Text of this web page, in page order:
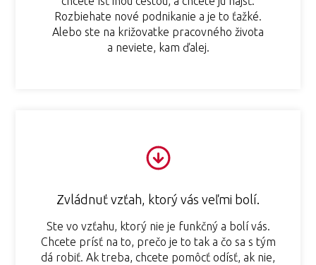
Rozbiehate nové podnikanie a je to ťažké.
Alebo ste na križovatke pracovného života
a neviete, kam ďalej.
Zvládnuť vzťah, ktorý vás veľmi bolí.
Ste vo vzťahu, ktorý nie je funkčný a bolí vás.
Chcete prísť na to, prečo je to tak a čo sa s tým
dá robiť. Ak treba, chcete pomôcť odísť, ak nie,